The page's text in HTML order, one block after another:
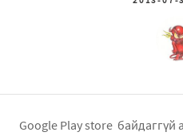
Google Play store